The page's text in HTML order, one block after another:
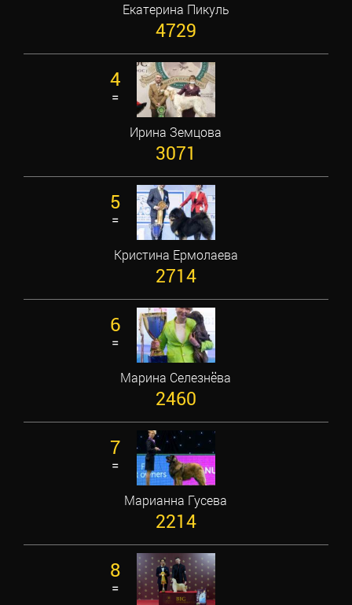
Екатерина Пикуль
4729
4
=
Ирина Земцова
3071
5
=
Кристина Ермолаева
2714
6
=
Марина Селезнёва
2460
7
=
Марианна Гусева
2214
8
=